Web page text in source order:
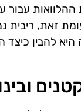
עבור
זאת, ריבית
היא להבין